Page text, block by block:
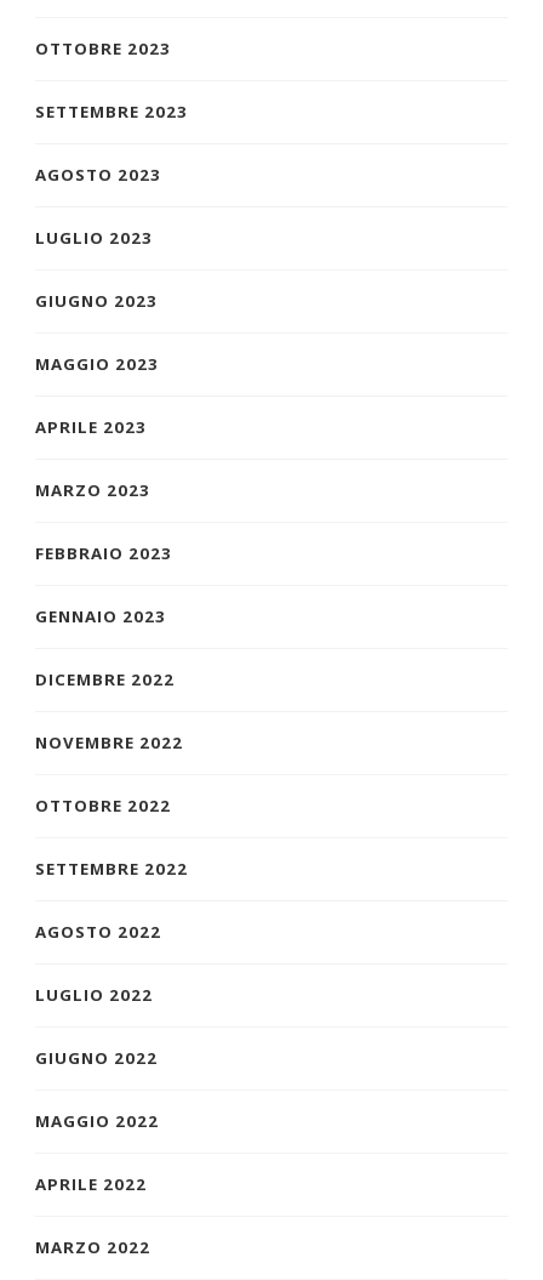
OTTOBRE 2023
SETTEMBRE 2023
AGOSTO 2023
LUGLIO 2023
GIUGNO 2023
MAGGIO 2023
APRILE 2023
MARZO 2023
FEBBRAIO 2023
GENNAIO 2023
DICEMBRE 2022
NOVEMBRE 2022
OTTOBRE 2022
SETTEMBRE 2022
AGOSTO 2022
LUGLIO 2022
GIUGNO 2022
MAGGIO 2022
APRILE 2022
MARZO 2022